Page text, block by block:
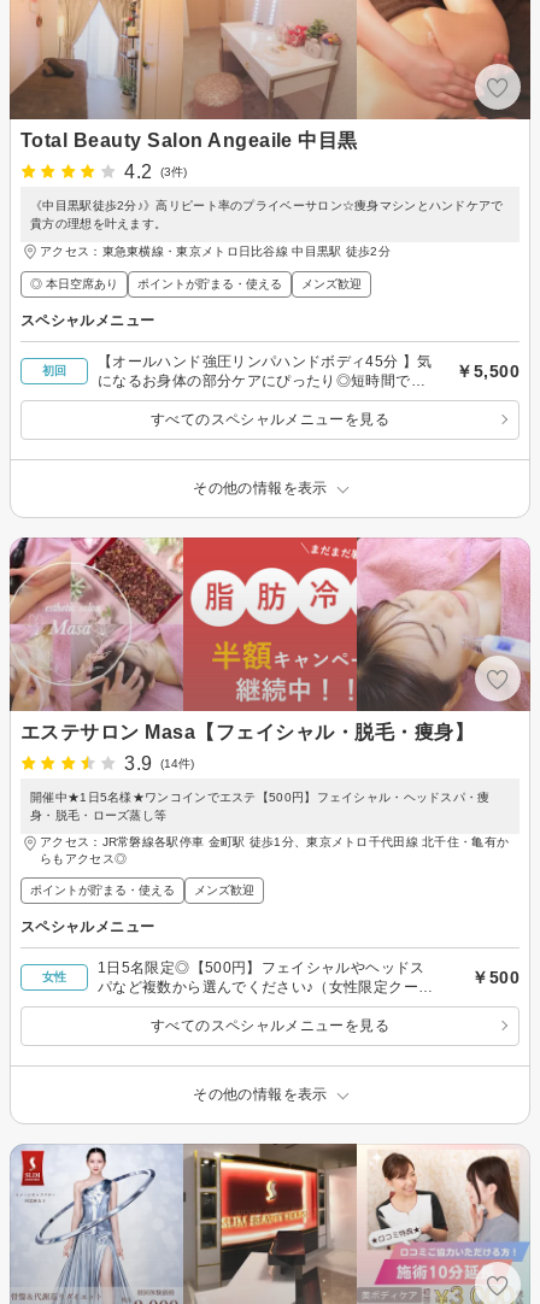
Total Beauty Salon Angeaile 中目黒
4.2
(3件)
《中目黒駅徒歩2分♪》高リピート率のプライベーサロン☆痩身マシンとハンドケアで
貴方の理想を叶えます。
アクセス：東急東横線・東京メトロ日比谷線 中目黒駅 徒歩2分
◎ 本日空席あり ポイントが貯まる・使える メンズ歓迎
スペシャルメニュー
初回
【オールハンド強圧リンパハンドボディ45分 】気
になるお身体の部分ケアにぴったり◎短時間でも
すっきり
￥5,500
すべてのスペシャルメニューを見る
その他の情報を表示
エステサロン Masa【フェイシャル・脱毛・痩身】
3.9
(14件)
開催中★1日5名様★ワンコインでエステ【500円】フェイシャル・ヘッドスパ・痩
身・脱毛・ローズ蒸し等
アクセス：JR常磐線各駅停車 金町駅 徒歩1分、東京メトロ千代田線 北千住・亀有か
らもアクセス◎
ポイントが貯まる・使える メンズ歓迎
スペシャルメニュー
女性
1日5名限定◎【500円】フェイシャルやヘッドス
パなど複数から選んでください♪（女性限定クーポ
ン）
￥500
すべてのスペシャルメニューを見る
その他の情報を表示